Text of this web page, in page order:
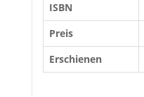
ISBN
Preis
Erschienen